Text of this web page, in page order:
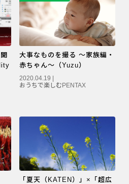
大事なものを撮る ～家族編・
赤ちゃん～（Yuzu）
2020.04.19 |
おうちで楽しむPENTAX
「夏天（KATEN）」×「超広